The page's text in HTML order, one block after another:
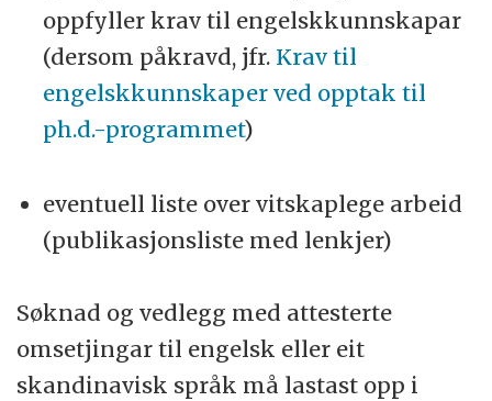
oppfyller krav til engelskkunnskapar
(dersom påkravd, jfr. Krav til
engelskkunnskaper ved opptak til
ph.d.-programmet)
eventuell liste over vitskaplege arbeid
(publikasjonsliste med lenkjer)
Søknad og vedlegg med attesterte
omsetjingar til engelsk eller eit
skandinavisk språk må lastast opp i